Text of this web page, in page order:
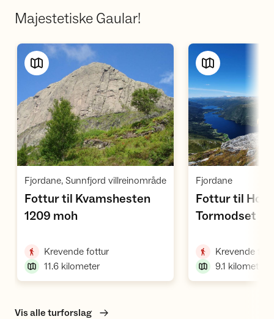
Majestetiske Gaular!
Vis turforslag
Fjordane, Sunnfjord villreinområde,
Fottur til Kvamshesten
1209 moh,
Krevende fottur,
11.6 kilometer
Fjordane,
Fottur til
Tormodset
Krevende
9.1 kilometer
Vis alle turforslag